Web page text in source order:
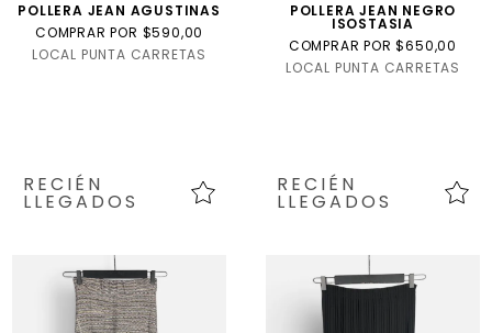
POLLERA JEAN AGUSTINAS
COMPRAR POR $590,00
LOCAL PUNTA CARRETAS
POLLERA JEAN NEGRO
ISOSTASIA
COMPRAR POR $650,00
LOCAL PUNTA CARRETAS
RECIÉN
LLEGADOS
RECIÉN
LLEGADOS